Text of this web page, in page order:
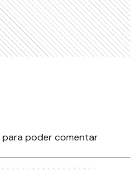
para poder comentar